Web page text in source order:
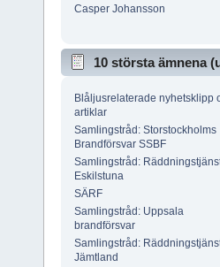
Casper Johansson
10 största ämnena
Blåljusrelaterade nyhetsklipp
artiklar
Samlingstråd: Storstockholms
Brandförsvar SSBF
Samlingstråd:
Eskilstuna
SÄRF
Samlingstråd: Uppsala
brandförsvar
Samlingstråd:
Jämtland